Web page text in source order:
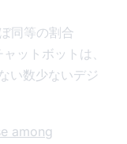
同等の割合
ットボットは、
い数少ないデジ
among